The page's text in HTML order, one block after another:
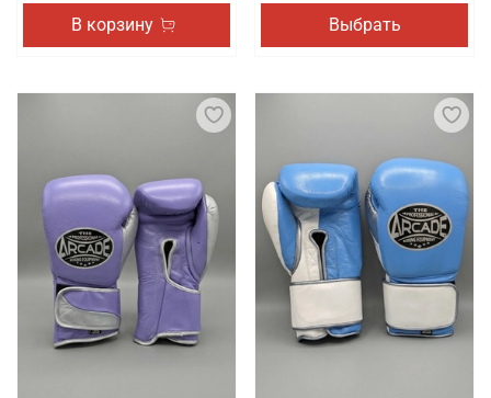
В корзину Выбрать